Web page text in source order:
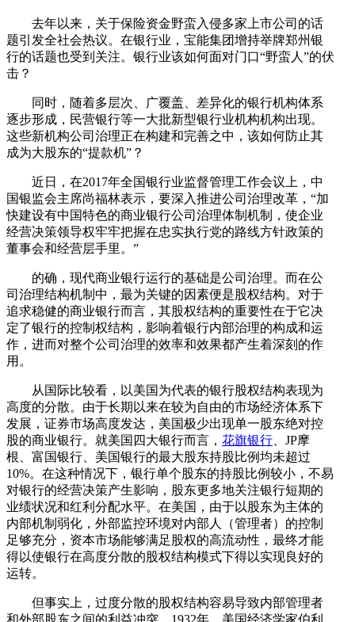
去年以来，关于保险资金野蛮入侵多家上市公司的话
题引发全社会热议。在银行业，宝能集团增持举牌郑州银
行的话题也受到关注。银行业该如何面对门口“野蛮人”的伏
击？
同时，随着多层次、广覆盖、差异化的银行机构体系
逐步形成，民营银行等一大批新型银行业机构机构出现。
这些新机构公司治理正在构建和完善之中，该如何防止其
成为大股东的“提款机”？
近日，在2017年全国银行业监督管理工作会议上，中
国银监会主席尚福林表示，要深入推进公司治理改革，“加
快建设有中国特色的商业银行公司治理体制机制，使企业
经营决策领导权牢牢把握在忠实执行党的路线方针政策的
董事会和经营层手里。”
的确，现代商业银行运行的基础是公司治理。而在公
司治理结构机制中，最为关键的因素便是股权结构。对于
追求稳健的商业银行而言，其股权结构的重要性在于它决
定了银行的控制权结构，影响着银行内部治理的构成和运
作，进而对整个公司治理的效率和效果都产生着深刻的作
用。
从国际比较看，以美国为代表的银行股权结构表现为
高度的分散。由于长期以来在较为自由的市场经济体系下
发展，证券市场高度发达，美国极少出现单一股东绝对控
股的商业银行。就美国四大银行而言， 花旗银行 、JP摩
根、富国银行、美国银行的最大股东持股比例均未超过
10%。在这种情况下，银行单个股东的持股比例较小，不易
对银行的经营决策产生影响，股东更多地关注银行短期的
业绩状况和红利分配水平。在美国，由于以股东为主体的
内部机制弱化，外部监控环境对内部人（管理者）的控制
足够充分，资本市场能够满足股权的高流动性，最终才能
得以使银行在高度分散的股权结构模式下得以实现良好的
运转。
但事实上，过度分散的股权结构容易导致内部管理者
和外部股东之间的利益冲突。1932年，美国经济学家伯利